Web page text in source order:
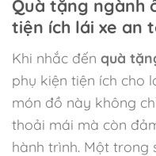
Quà tặng ngành
tiện ích lái xe an
Khi nhắc đến quà
phụ kiện tiện ích cho
món đồ này không
thoải mái mà còn
hành trình. Một trong